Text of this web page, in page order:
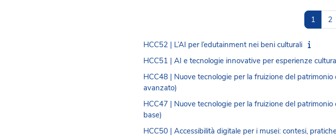
1Page 1
2
HCC52 | L’AI per l’edutainment nei beni culturali
HCC51 | AI e tecnologie innovative per esperienze
HCC48 | Nuove tecnologie per la fruizione del
avanzato)
HCC47 | Nuove tecnologie per la fruizione del
base)
HCC50 | Accessibilità digitale per i musei: contesi,